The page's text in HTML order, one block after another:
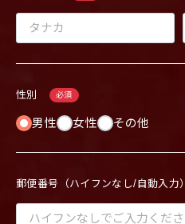
性別 必須
男性 女性 その他
郵便番号（ハイフンなし/自動入力）